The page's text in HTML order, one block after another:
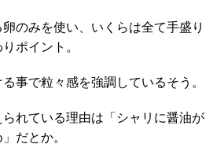
のみを使い、いくらは全て手盛り
ポイント。
事で粒々感を強調しているそう。
れている理由は「シャリに醤油が
だとか。